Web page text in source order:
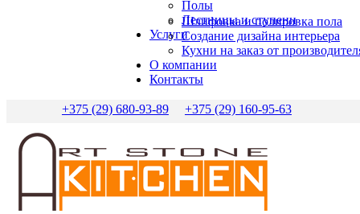
Полы
Лестницы и ступени
Услуги
Шлифовка и полировка пола
Создание дизайна интерьера
Кухни на заказ от
О компании
Контакты
+375 (29) 680-93-89 +375 (29) 160-95-63